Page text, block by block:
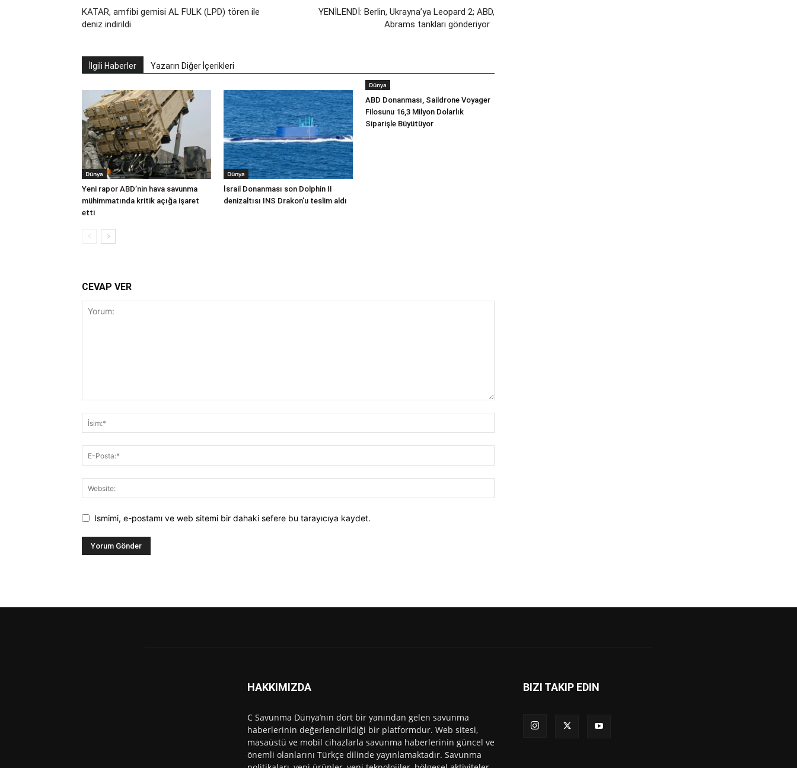
KATAR, amfibi gemisi AL FULK (LPD) tören ile
deniz indirildi
YENİLENDİ: Berlin, Ukrayna’ya Leopard 2; ABD,
Abrams tankları gönderiyor
İlgili Haberler Yazarın Diğer İçerikleri
Dünya
Yeni rapor ABD’nin hava savunma
mühimmatında kritik açığa işaret
etti
Dünya
İsrail Donanması son Dolphin II
denizaltısı INS Drakon’u teslim aldı
Dünya
ABD Donanması, Saildrone Voyager
Filosunu 16,3 Milyon Dolarlık
Siparişle Büyütüyor
CEVAP VER
Ismimi, e-postamı ve web sitemi bir dahaki sefere bu tarayıcıya kaydet.
HAKKIMIZDA
C Savunma Dünya’nın dört bir yanından gelen savunma
haberlerinin değerlendirildiği bir platformdur. Web sitesi,
masaüstü ve mobil cihazlarla savunma haberlerinin güncel ve
önemli olanlarını Türkçe dilinde yayınlamaktadır. Savunma
BIZI TAKIP EDIN